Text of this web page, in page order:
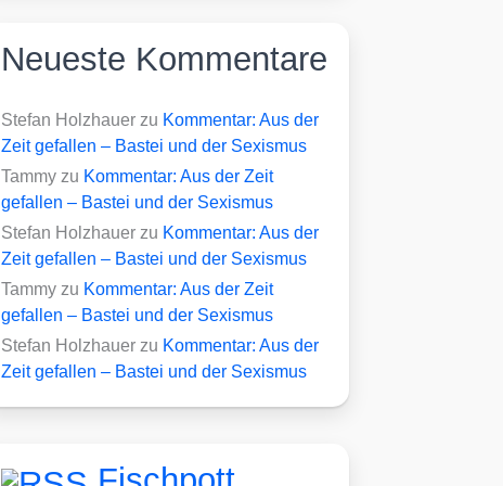
Neueste Kommentare
Stefan Holzhauer zu Kommentar: Aus der
Zeit gefallen – Bastei und der Sexismus
Tammy zu Kommentar: Aus der Zeit
gefallen – Bastei und der Sexismus
Stefan Holzhauer zu Kommentar: Aus der
Zeit gefallen – Bastei und der Sexismus
Tammy zu Kommentar: Aus der Zeit
gefallen – Bastei und der Sexismus
Stefan Holzhauer zu Kommentar: Aus der
Zeit gefallen – Bastei und der Sexismus